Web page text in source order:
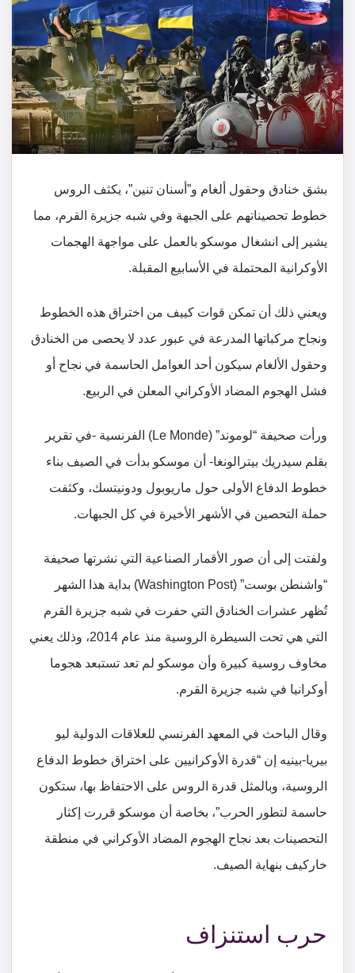
بشق خنادق وحقول ألغام و”أسنان تنين”، يكثف الروس
خطوط تحصيناتهم على الجبهة وفي شبه جزيرة القرم، مما
يشير إلى انشغال موسكو بالعمل على مواجهة الهجمات
الأوكرانية المحتملة في الأسابيع المقبلة.
ويعني ذلك أن تمكن قوات كييف من اختراق هذه الخطوط
ونجاح مركباتها المدرعة في عبور عدد لا يحصى من الخنادق
وحقول الألغام سيكون أحد العوامل الحاسمة في نجاح أو
فشل الهجوم المضاد الأوكراني المعلن في الربيع.
ورأت صحيفة “لوموند” (Le Monde) الفرنسية -في تقرير
بقلم سيدريك بيترالونغا- أن موسكو بدأت في الصيف بناء
خطوط الدفاع الأولى حول ماريوبول ودونيتسك، وكثفت
حملة التحصين في الأشهر الأخيرة في كل الجبهات.
ولفتت إلى أن صور الأقمار الصناعية التي نشرتها صحيفة
“واشنطن بوست” (Washington Post) بداية هذا الشهر
تُظهر عشرات الخنادق التي حفرت في شبه جزيرة القرم
التي هي تحت السيطرة الروسية منذ عام 2014، وذلك يعني
مخاوف روسية كبيرة وأن موسكو لم تعد تستبعد هجوما
أوكرانيا في شبه جزيرة القرم.
وقال الباحث في المعهد الفرنسي للعلاقات الدولية ليو
بيريا-بينيه إن “قدرة الأوكرانيين على اختراق خطوط الدفاع
الروسية، وبالمثل قدرة الروس على الاحتفاظ بها، ستكون
حاسمة لتطور الحرب”، بخاصة أن موسكو قررت إكثار
التحصينات بعد نجاح الهجوم المضاد الأوكراني في منطقة
خاركيف بنهاية الصيف.
حرب استنزاف